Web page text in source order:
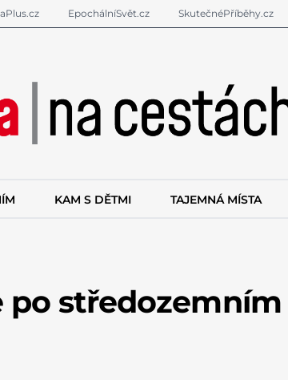
EpochálníSvět.cz SkutečnéPříběhy.cz
KAM S DĚTMI TAJEMNÁ MÍSTA
po středozemním